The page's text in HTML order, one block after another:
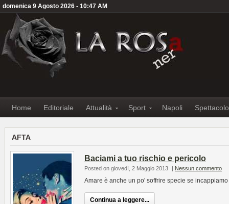
domenica 9 Agosto 2026 - 10:47 AM
Home Editoriale Attualità Sport Napoli Spettacolo
AFTA
Baciami a tuo rischio e pericolo
Posted on giovedì, 2 Maggio 2013 | Nessun commento
Amare è anche un po' soffrire specie se
Continua a leggere...